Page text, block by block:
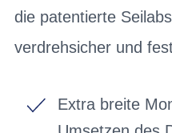
die patentierte
verdrehsicher und
Extra breite